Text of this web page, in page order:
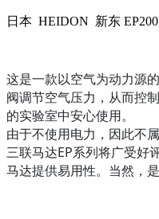
日本 HEIDON 新东
这是一款以空气为动力源
阀调节空气压力，从而控
的实验室中安心使用。
由于不使用电力，因此不
三联马达EP系列将广受好
马达提供易用性。当然，是